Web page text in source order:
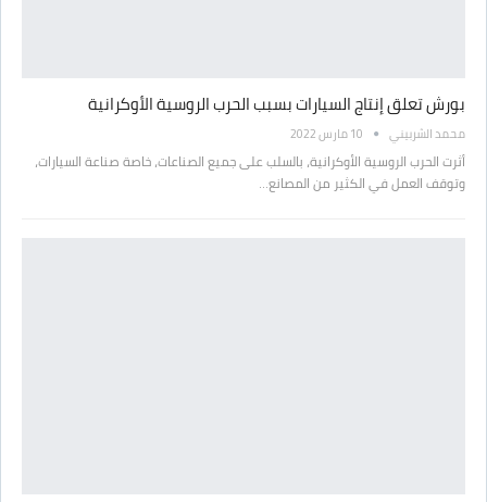
بورش تعلق إنتاج السيارات بسبب الحرب الروسية الأوكرانية
محمد الشربيني 10 مارس 2022
أثرت الحرب الروسية الأوكرانية، بالسلب على جميع الصناعات، خاصة صناعة السيارات،
وتوقف العمل في الكثير من المصانع…